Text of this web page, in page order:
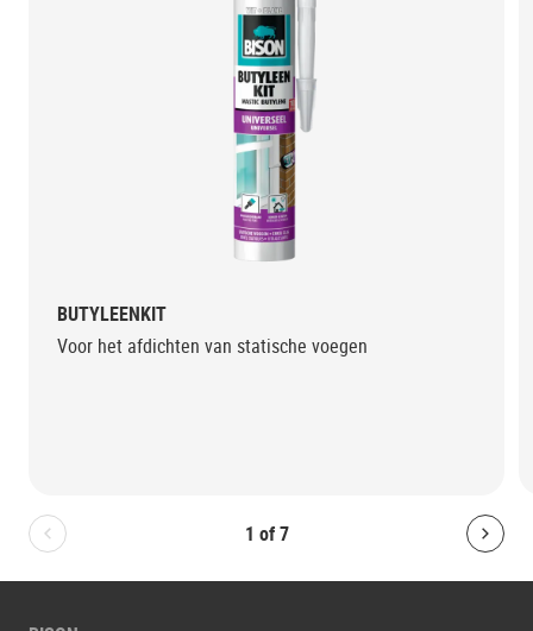
1 of 7
Bolton.General.PreviousSlide
BUTYLEENKIT
Voor het afdichten van statische voegen